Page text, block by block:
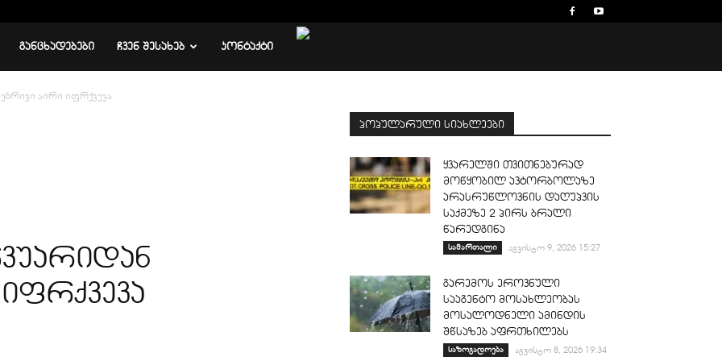
ᲒᲐᲜᲪᲮᲐᲓᲔᲑᲔᲑᲘ ᲩᲕᲔᲜ ᲨᲔᲡᲐᲮᲔᲑ ᲙᲝᲜᲢᲐᲥᲢᲘ
აირი იფრქვევა
პოპულარული სიახლეები
ყვარელში თვითნებურად
მოწყობილ ავტორბოლაზე
არასრუწლოვნის დაღუპვის
საქმეზე 2 პირს ბრალი
წარედგინა
სამართალი აგვისტო 9, 2026 15:27
გარემოს ეროვნული
სააგენტო მოსახლეობას
მოსალოდნელი ამინდის
შწსაზებ აფრთხილებს
საზოგადოება აგვისტო 8, 2026 19:34